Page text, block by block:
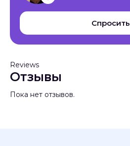
Спросить
Reviews
Отзывы
Пока нет отзывов.